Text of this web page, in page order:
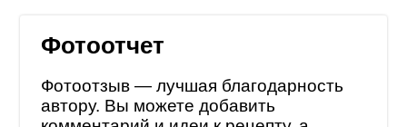
Фотоотчет
Фотоотзыв — лучшая благодарность
автору. Вы можете добавить